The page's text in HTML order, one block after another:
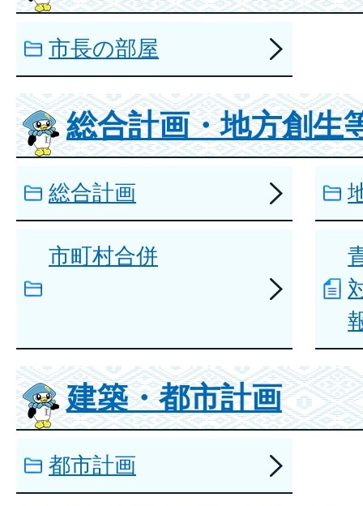
市長の部屋
総合計画・地方創生
総合計画
市町村合併
建築・都市計画
都市計画